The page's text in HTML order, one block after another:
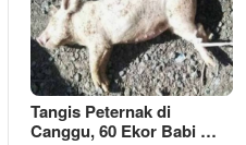
Tangis Peternak di
Canggu, 60 Ekor Babi …